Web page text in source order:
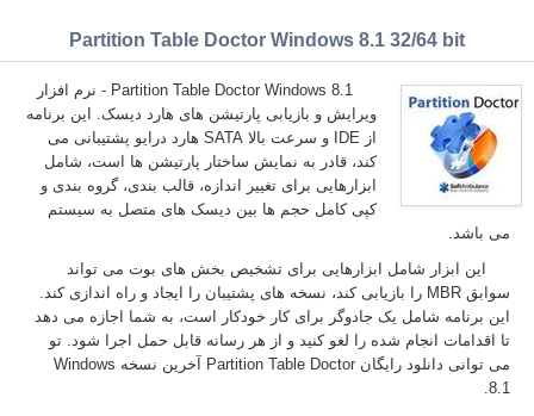
Partition Table Doctor Windows 8.1 32/64 bit
Partition Table Doctor Windows 8.1 - نرم افزار
ویرایش و بازیابی پارتیشن های هارد دیسک. این برنامه
از IDE و سرعت بالا SATA هارد درایو پشتیبانی می
کند، قادر به نمایش ساختار پارتیشن ها است، شامل
ابزارهایی برای تغییر اندازه، قالب بندی، گروه بندی و
کپی کامل حجم ها بین دیسک های متصل به سیستم
می باشد.
این ابزار شامل ابزارهایی برای تشخیص بخش های بوت می تواند
سوابق MBR را بازیابی کند، نسخه های پشتیبان را ایجاد و راه اندازی کند.
این برنامه شامل یک جادوگر برای کار خودکار است، به شما اجازه می دهد
تا اقدامات انجام شده را لغو کنید و از هر رسانه قابل حمل اجرا شود. تو
می توانی دانلود رایگان Partition Table Doctor آخرین نسخه Windows
8.1.